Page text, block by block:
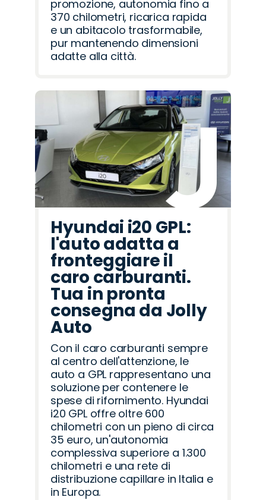
promozione, autonomia fino a
370 chilometri, ricarica rapida
e un abitacolo trasformabile,
pur mantenendo dimensioni
adatte alla città.
Hyundai i20 GPL:
l'auto adatta a
fronteggiare il
caro carburanti.
Tua in pronta
consegna da Jolly
Auto
Con il caro carburanti sempre
al centro dell'attenzione, le
auto a GPL rappresentano una
soluzione per contenere le
spese di rifornimento. Hyundai
i20 GPL offre oltre 600
chilometri con un pieno di circa
35 euro, un'autonomia
complessiva superiore a 1.300
chilometri e una rete di
distribuzione capillare in Italia e
in Europa.